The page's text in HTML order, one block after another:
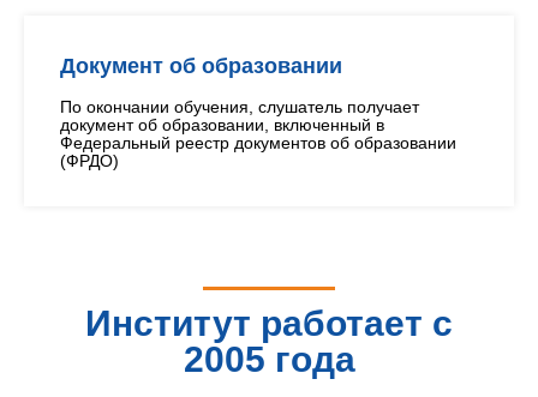
Документ об образовании
По окончании обучения, слушатель получает
документ об образовании, включенный в
Федеральный реестр документов об образовании
(ФРДО)
Институт работает с
2005 года